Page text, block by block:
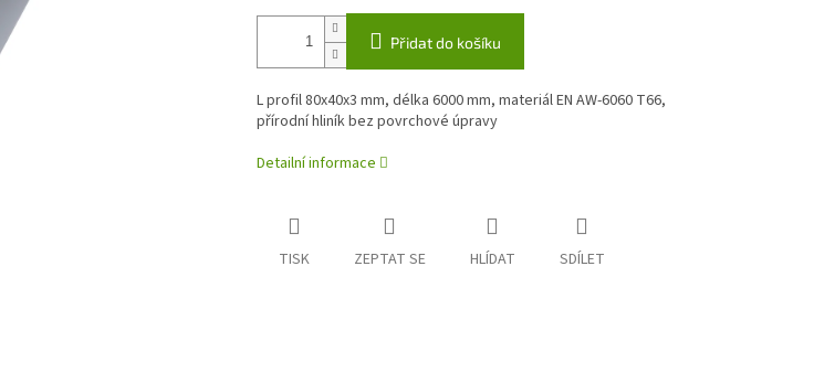
Přidat do košíku
L profil 80x40x3 mm, délka 6000 mm, materiál EN AW-6060 T66,
přírodní hliník bez povrchové úpravy
Detailní informace
TISK ZEPTAT SE HLÍDAT SDÍLET